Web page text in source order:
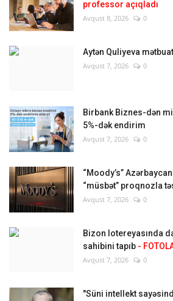
professor açıqladı
Avqust 8, 2026 0
Aytən Quliyeva
Avqust 7, 2026 0
Birbank Biznes-dən
5%-dək endirim
Avqust 7, 2026 0
“Moody’s”
“müsbət” proqnozla
Avqust 7, 2026 0
Bizon lotereyasında
sahibini tapıb -
Avqust 7, 2026 0
"Süni intellekt